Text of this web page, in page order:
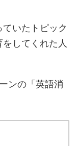
いたトピック
してくれた人
ンの「英語消